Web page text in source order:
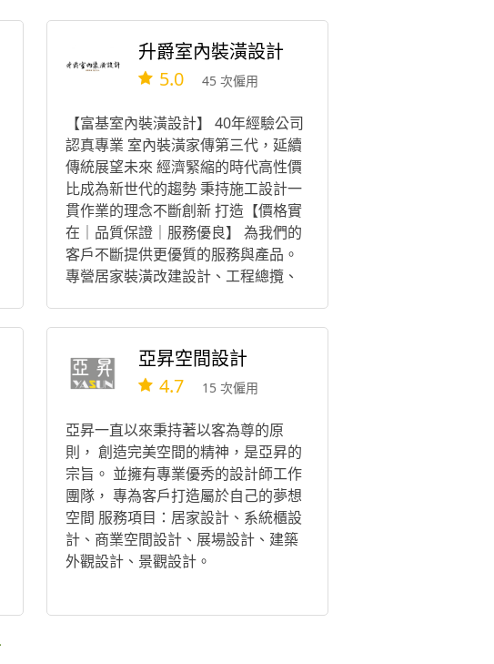
升爵室內裝潢設計
5.0 45 次僱用
【富基室內裝潢設計】 40年經驗公司
認真專業 室內裝潢家傳第三代，延續
傳統展望未來 經濟緊縮的時代高性價
比成為新世代的趨勢 秉持施工設計一
貫作業的理念不斷創新 打造【價格實
在｜品質保證｜服務優良】 為我們的
客戶不斷提供更優質的服務與產品。
專營居家裝潢改建設計、工程總攬、
計、工程統攬 工廠服務項目： 系統櫃
體製作、木作櫃體製作、展場空間櫃
亞昇空間設計
4.7 15 次僱用
亞昇一直以來秉持著以客為尊的原
則， 創造完美空間的精神，是亞昇的
宗旨。 並擁有專業優秀的設計師工作
團隊， 專為客戶打造屬於自己的夢想
空間 服務項目：居家設計、系統櫃設
計、商業空間設計、展場設計、建築
外觀設計、景觀設計。